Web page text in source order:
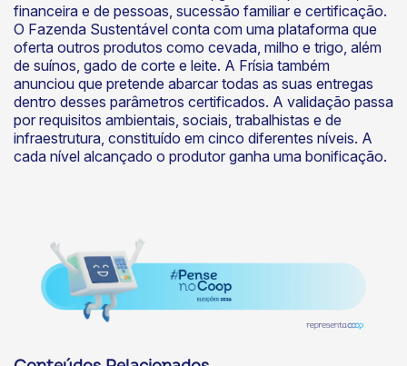
financeira e de pessoas, sucessão familiar e certificação.
O Fazenda Sustentável conta com uma plataforma que
oferta outros produtos como cevada, milho e trigo, além
de suínos, gado de corte e leite. A Frísia também
anunciou que pretende abarcar todas as suas entregas
dentro desses parâmetros certificados. A validação passa
por requisitos ambientais, sociais, trabalhistas e de
infraestrutura, constituído em cinco diferentes níveis. A
cada nível alcançado o produtor ganha uma bonificação.